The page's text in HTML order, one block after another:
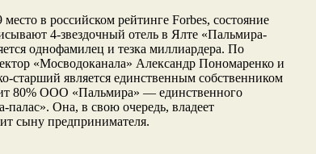
в российском рейтинге Forbes, состояние
4-звездочный отель в Ялте «Пальмира-
однофамилец и тезка миллиардера. По
«Мосводоканала» Александр Пономаренко и
является единственным собственником
80% ООО «Пальмира» — единственного
Она, в свою очередь, владеет
сыну предпринимателя.